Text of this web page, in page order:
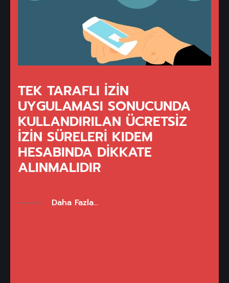
TEK TARAFLI İZIN
UYGULAMASI SONUCUNDA
KULLANDIRILAN ÜCRETSIZ
İZIN SÜRELERI KIDEM
HESABINDA DIKKATE
ALINMALIDIR
Daha Fazla...